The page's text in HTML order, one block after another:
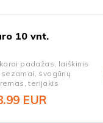
10 vnt.
padažas, laiškinis
svogūnų
terijakis
was: 10.49 EUR.
EUR
is: 8.99 EUR.